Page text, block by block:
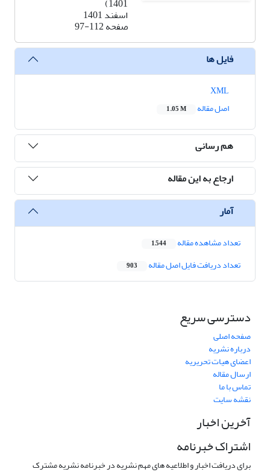
1401)
اسفند 1401
صفحه97-112
فایل ها
اصل مقاله
1.05 M
هم رسانی
ارجاع به این مقاله
آمار
تعداد مشاهده مقاله 1,544
تعداد دریافت فایل اصل مقاله 903
دسترسی سریع
صفحه اصلی
درباره نشریه
اعضای هیات تحریریه
ارسال مقاله
تماس با ما
نقشه سایت
آخرین اخبار
اشتراک خبرنامه
برای دریافت اخبار و اطلاعیه های مهم نشریه در خبرنامه نشریه مشترک